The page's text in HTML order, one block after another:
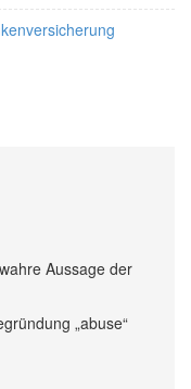
Aussage der
„abuse“